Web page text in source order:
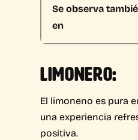
Se observa
en
LIMONERO:
El limoneno es pura
una experiencia
positiva.